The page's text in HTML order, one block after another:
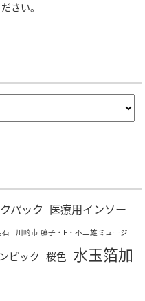
さい。
パック 医療用インソー
石 川崎市 藤子・F・不二雄ミュージ
ピック 桜色 水玉箔加